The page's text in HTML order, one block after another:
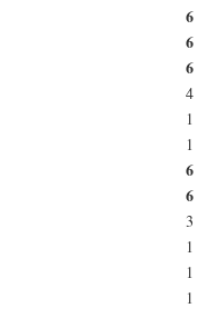
6
6
6
4
1
1
6
6
3
1
1
1